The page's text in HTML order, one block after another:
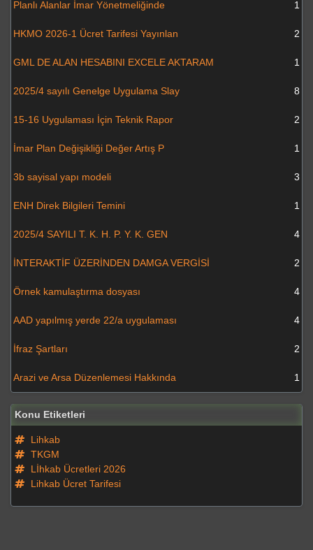
Planlı Alanlar İmar Yönetmeliğinde 1
HKMO 2026-1 Ücret Tarifesi Yayınlan 2
GML DE ALAN HESABINI EXCELE AKTARAM 1
2025/4 sayılı Genelge Uygulama Slay 8
15-16 Uygulaması İçin Teknik Rapor 2
İmar Plan Değişikliği Değer Artış P 1
3b sayisal yapı modeli 3
ENH Direk Bilgileri Temini 1
2025/4 SAYILI T. K. H. P. Y. K. GEN 4
İNTERAKTİF ÜZERİNDEN DAMGA VERGİSİ 2
Örnek kamulaştırma dosyası 4
AAD yapılmış yerde 22/a uygulaması 4
İfraz Şartları 2
Arazi ve Arsa Düzenlemesi Hakkında 1
Konu Etiketleri
Lihkab
TKGM
Lİhkab Ücretleri 2026
Lihkab Ücret Tarifesi